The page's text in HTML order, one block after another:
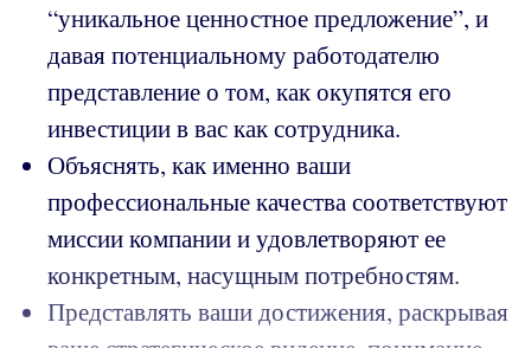
“уникальное ценностное предложение”, и
давая потенциальному работодателю
представление о том, как окупятся его
инвестиции в вас как сотрудника.
Объяснять, как именно ваши
профессиональные качества соответствуют
миссии компании и удовлетворяют ее
конкретным, насущным потребностям.
Представлять ваши достижения, раскрывая